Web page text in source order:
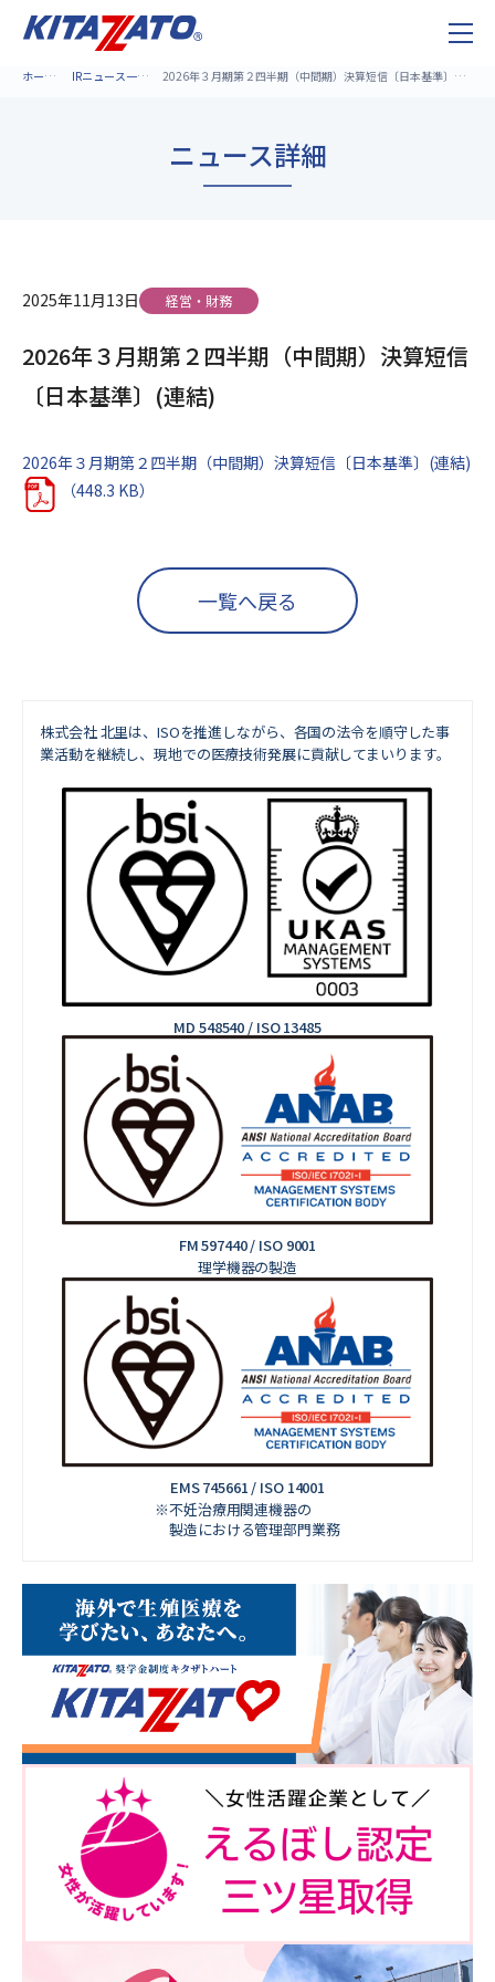
ホーム IRニュース一覧 2026年３月期第２四半期（中間期）決算短信〔日本基準〕(連結)
ニュース詳細
2025年11月13日 経営・財務
2026年３月期第２四半期（中間期）決算短信
〔日本基準〕(連結)
2026年３月期第２四半期（中間期）決算短信〔日本基準〕(連結)
（448.3 KB）
一覧へ戻る
株式会社 北里は、ISOを推進しながら、 各国の法令を順守した事
業活動を継続し、現地での医療技術発展に貢献してまいります。
MD 548540 / ISO 13485
FM 597440 / ISO 9001
理学機器の製造
EMS 745661 / ISO 14001
※不妊治療用関連機器の
製造における管理部門業務